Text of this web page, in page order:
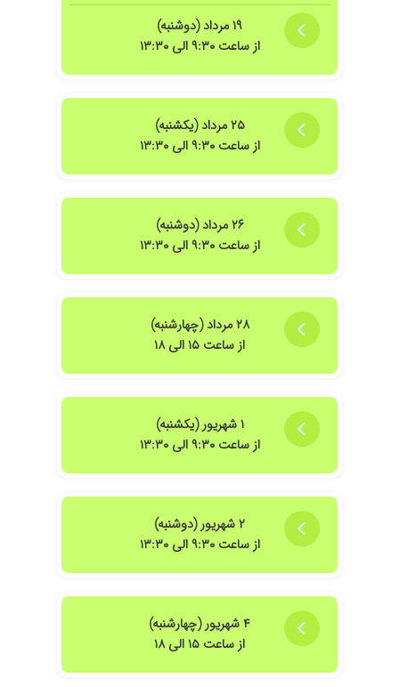
ممنونم.
عالی بسیار راضی بودم
نتیجه ی خوبی گرفتم
با دقت و باحوصله اضطراب من رو از سلامت بچه از
بین بردن. ممنونم از خانم دکتر مهربون
۱۹ مرداد (دوشنبه)
از ساعت ۹:۳۰ الی ۱۳:۳۰
۲۵ مرداد (یکشنبه)
از ساعت ۹:۳۰ الی ۱۳:۳۰
۲۶ مرداد (دوشنبه)
از ساعت ۹:۳۰ الی ۱۳:۳۰
۲۸ مرداد (چهارشنبه)
از ساعت ۱۵ الی ۱۸
۱ شهریور (یکشنبه)
از ساعت ۹:۳۰ الی ۱۳:۳۰
۲ شهریور (دوشنبه)
از ساعت ۹:۳۰ الی ۱۳:۳۰
۴ شهریور (چهارشنبه)
از ساعت ۱۵ الی ۱۸